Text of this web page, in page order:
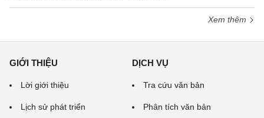
Xem thêm
GIỚI THIỆU
Lời giới thiệu
Lịch sử phát triển
DỊCH VỤ
Tra cứu văn bản
Phân tích văn bản